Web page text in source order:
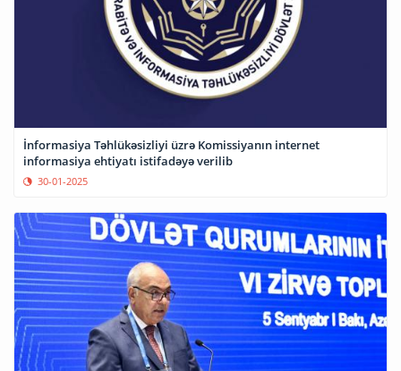
İnformasiya Təhlükəsizliyi üzrə Komissiyanın internet
informasiya ehtiyatı istifadəyə verilib
30-01-2025